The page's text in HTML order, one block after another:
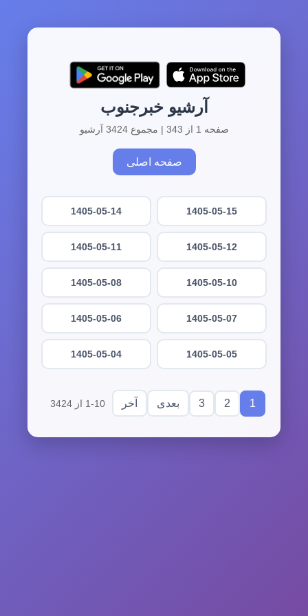
آرشیو خبرجنوب
صفحه 1 از 343 | مجموع 3424 آرشیو
صفحه اصلی
1405-05-15
1405-05-14
1405-05-12
1405-05-11
1405-05-10
1405-05-08
1405-05-07
1405-05-06
1405-05-05
1405-05-04
1
2
3 بعدی آخر 1-10 از 3424